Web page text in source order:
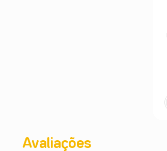
Avaliações